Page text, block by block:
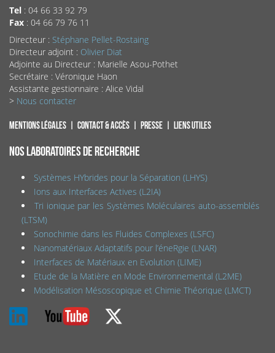
Tel : 04 66 33 92 79
Fax : 04 66 79 76 11
Directeur : Stéphane Pellet-Rostaing
Directeur adjoint : Olivier Diat
Adjointe au Directeur : Marielle Asou-Pothet
Secrétaire : Véronique Haon
Assistante gestionnaire : Alice Vidal
> Nous contacter
Mentions légales Contact & accès Presse Liens utiles
NOS LABORATOIRES DE RECHERCHE
Systèmes HYbrides pour la Séparation (LHYS)
Ions aux Interfaces Actives (L2IA)
Tri ionique par les Systèmes Moléculaires auto-assemblés
(LTSM)
Sonochimie dans les Fluides Complexes (LSFC)
Nanomatériaux Adaptatifs pour l’éneRgie (LNAR)
Interfaces de Matériaux en Evolution (LIME)
Etude de la Matière en Mode Environnemental (L2ME)
Modélisation Mésoscopique et Chimie Théorique (LMCT)